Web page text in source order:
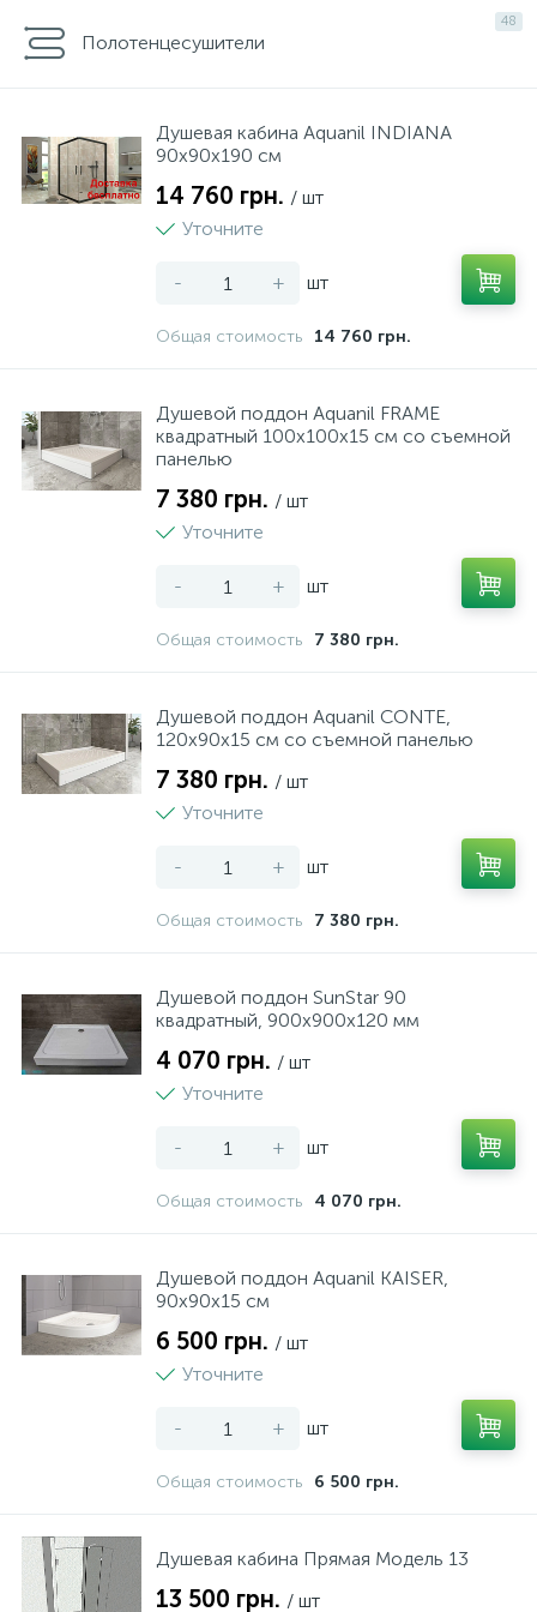
48
Полотенцесушители
Душевая кабина Aquanil INDIANA
90х90х190 см
14 760 грн. / шт
Уточните
- + шт
Общая стоимость 14 760 грн.
Душевой поддон Aquanil FRAME
квадратный 100х100х15 см со съемной
панелью
7 380 грн. / шт
Уточните
- + шт
Общая стоимость 7 380 грн.
Душевой поддон Aquanil CONTE,
120х90х15 см со съемной панелью
7 380 грн. / шт
Уточните
- + шт
Общая стоимость 7 380 грн.
Душевой поддон SunStar 90
квадратный, 900х900х120 мм
4 070 грн. / шт
Уточните
- + шт
Общая стоимость 4 070 грн.
Душевой поддон Aquanil KAISER,
90х90х15 см
6 500 грн. / шт
Уточните
- + шт
Общая стоимость 6 500 грн.
Душевая кабина Прямая Модель 13
13 500 грн. / шт
Террасная доска
Плинтус
Кровля
Сайдинг
6
Сумки, рюкзаки, валізи
Фото техніка
Нічники
Спорт та відпочинок
Принтери, сканери, БФП
Столы и стулья
Мала кухонна техніка
Пластикові меблі
Текстиль